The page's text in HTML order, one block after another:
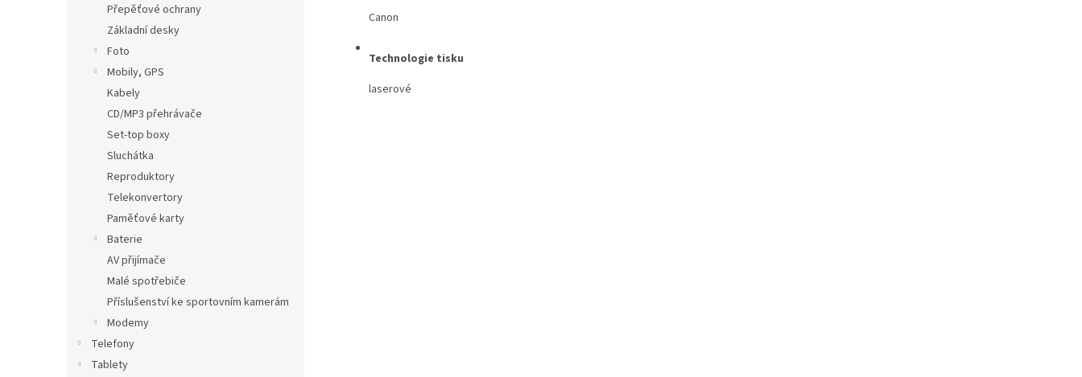
Přepěťové ochrany
Základní desky
Foto
Mobily, GPS
Kabely
CD/MP3 přehrávače
Set-top boxy
Sluchátka
Reproduktory
Telekonvertory
Paměťové karty
Baterie
AV přijímače
Malé spotřebiče
Příslušenství ke sportovním kamerám
Modemy
Telefony
Tablety
Canon
Technologie tisku
laserové